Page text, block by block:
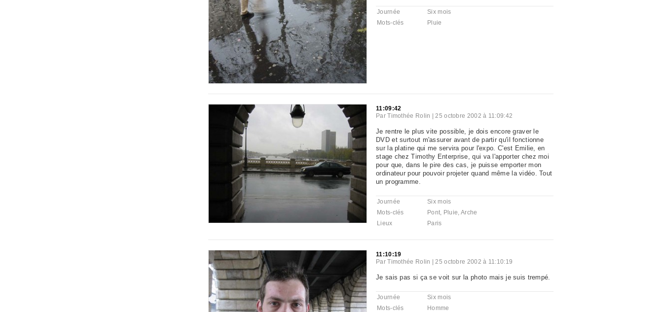
Journée
Six mois
Mots-clés
Pluie
11:09:42
ParTimothée Rolin |25 octobre 2002 à 11:09:42
Je rentre le plus vite possible, je dois encore graver le
DVD et surtout m'assurer avant de partir qu'il fonctionne
sur la platine qui me servira pour l'expo. C'est Emilie, en
stage chez Timothy Enterprise, qui va l'apporter chez moi
pour que, dans le pire des cas, je puisse emporter mon
ordinateur pour pouvoir projeter quand même la vidéo. Tout
un programme.
Journée
Six mois
Mots-clés
Pont, Pluie, Arche
Lieux
Paris
11:10:19
ParTimothée Rolin |25 octobre 2002 à 11:10:19
Je sais pas si ça se voit sur la photo mais je suis trempé.
Journée
Six mois
Mots-clés
Homme